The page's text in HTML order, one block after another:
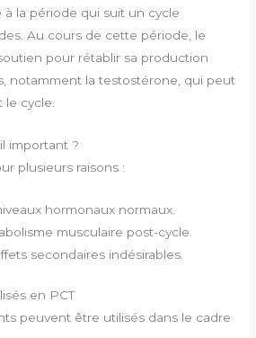
à la période qui suit un cycle
Au cours de cette période, le
pour rétablir sa production
notamment la testostérone, qui peut
cycle.
important ?
plusieurs raisons :
hormonaux normaux.
musculaire post-cycle.
secondaires indésirables.
en PCT
peuvent être utilisés dans le cadre